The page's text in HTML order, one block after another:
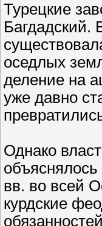
Турецкие
Багдадский.
оседлых
деление на
уже давно
Однако
вв. во всей
курдские